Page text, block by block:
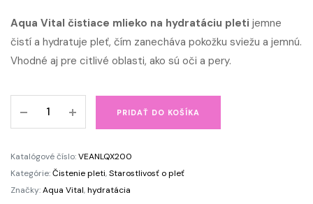
Aqua Vital čistiace mlieko na hydratáciu pleti jemne
čistí a hydratuje pleť, čím zanecháva pokožku sviežu a jemnú.
Vhodné aj pre citlivé oblasti, ako sú oči a pery.
Vital
mlieko
na
hĺbkovú
PRIDAŤ DO KOŠÍKA
Katalógové číslo:VEANLQX200
Kategórie:Čistenie pleti,Starostlivosť o pleť
Značky:Aqua Vital,hydratácia